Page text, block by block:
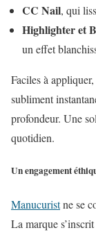
CC Nail, qui
Highlighter et
un effet
Faciles à
subliment
profondeur. Une
quotidien.
Un engagement
Manucuristne se
La marque